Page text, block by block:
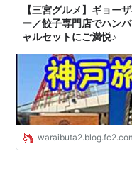
【三宮グルメ】ギョー
ー／餃子専門店でハン
ャルセットにご満悦♪